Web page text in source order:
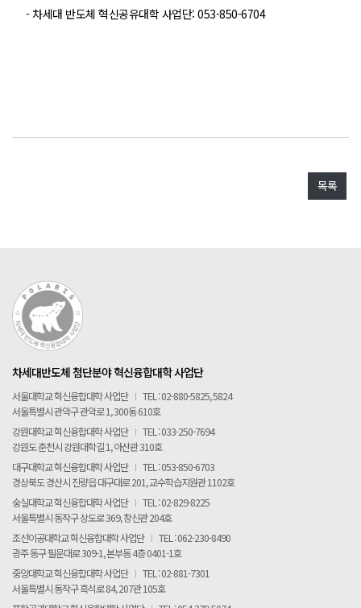
- 차세대 반도체 혁신공유대학 사업단: 053-850-6704
목록
차세대반도체 첨단분야 혁신융합대학 사업단
서울대학교 혁신융합대학 사업단 I TEL : 02-880-5825, 5824
서울특별시 관악구 관악로 1, 300동 610호
강원대학교 혁신융합대학 사업단 I TEL : 033-250-7694
강원도 춘천시 강원대학길 1, 아산관 310호
대구대학교 혁신융합대학 사업단 I TEL : 053-850-6703
경상북도 경산시 진량읍 대구대로 201, 교수학습지원관 1102호
숭실대학교 혁신융합대학 사업단 I TEL : 02-829-8225
서울특별시 동작구 상도로 369, 창신관 204호
조선이공대학교 혁신융합대학 사업단 I TEL : 062-230-8490
광주 동구 필문대로 309-1, 본부동 4층 0401-1호
중앙대학교 혁신융합대학 사업단 I TEL : 02-881-7301
서울특별시 동작구 흑석로 84, 207관 105호